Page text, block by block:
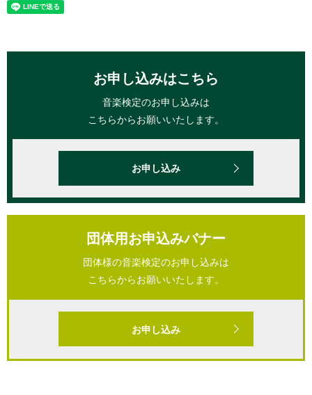
お申し込みはこちら
音楽検定のお申し込みは
こちらからお願いいたします。
お申し込み
団体用お申込みバナー
団体様の音楽検定のお申し込みは
こちらからお願いいたします。
お申し込み